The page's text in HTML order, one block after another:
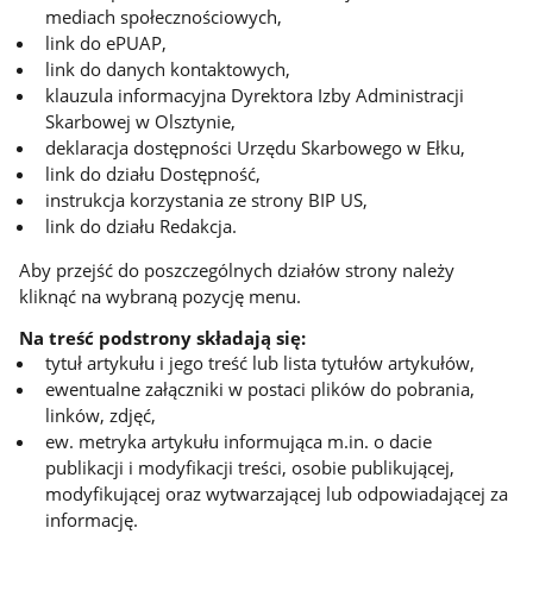
mediach społecznościowych,
link do ePUAP,
link do danych kontaktowych,
klauzula informacyjna Dyrektora Izby Administracji
Skarbowej w Olsztynie,
deklaracja dostępności Urzędu Skarbowego w Ełku,
link do działu Dostępność,
instrukcja korzystania ze strony BIP US,
link do działu Redakcja.
Aby przejść do poszczególnych działów strony należy
kliknąć na wybraną pozycję menu.
Na treść podstrony składają się:
tytuł artykułu i jego treść lub lista tytułów artykułów,
ewentualne załączniki w postaci plików do pobrania,
linków, zdjęć,
ew. metryka artykułu informująca m.in. o dacie
publikacji i modyfikacji treści, osobie publikującej,
modyfikującej oraz wytwarzającej lub odpowiadającej za
informację.